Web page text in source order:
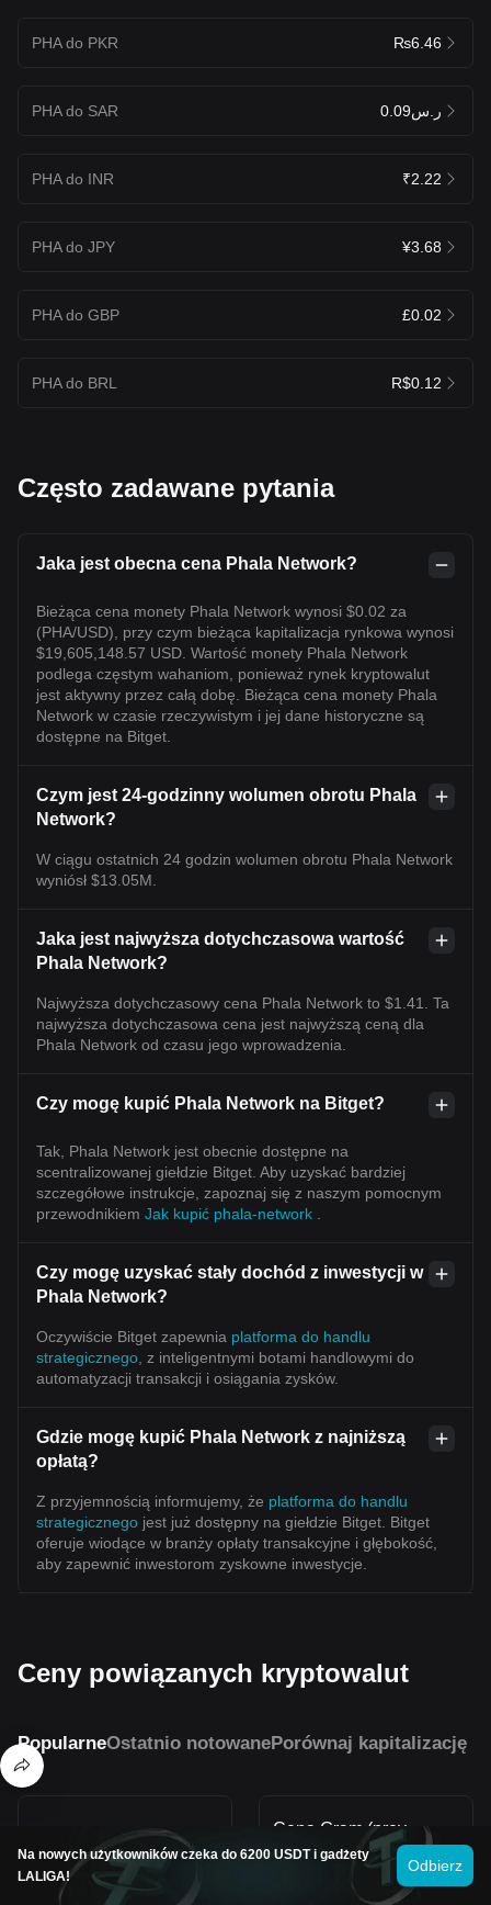
PHA do PKR ₨6.46
PHA do SAR ر.س0.09
PHA do INR ₹2.22
PHA do JPY ¥3.68
PHA do GBP £0.02
PHA do BRL R$0.12
Często zadawane pytania
Jaka jest obecna cena Phala Network?
Bieżąca cena monety Phala Network wynosi $0.02 za
(PHA/USD), przy czym bieżąca kapitalizacja rynkowa wynosi
$19,605,148.57 USD. Wartość monety Phala Network
podlega częstym wahaniom, ponieważ rynek kryptowalut
jest aktywny przez całą dobę. Bieżąca cena monety Phala
Network w czasie rzeczywistym i jej dane historyczne są
dostępne na Bitget.
Czym jest 24-godzinny wolumen obrotu Phala
Network?
W ciągu ostatnich 24 godzin wolumen obrotu Phala Network
wyniósł $13.05M.
Jaka jest najwyższa dotychczasowa wartość
Phala Network?
Najwyższa dotychczasowy cena Phala Network to $1.41. Ta
najwyższa dotychczasowa cena jest najwyższą ceną dla
Phala Network od czasu jego wprowadzenia.
Czy mogę kupić Phala Network na Bitget?
Tak, Phala Network jest obecnie dostępne na
scentralizowanej giełdzie Bitget. Aby uzyskać bardziej
szczegółowe instrukcje, zapoznaj się z naszym pomocnym
przewodnikiem Jak kupić phala-network
Czy mogę uzyskać stały dochód z inwestycji w
Phala Network?
Oczywiście Bitget zapewnia platforma do handlu
strategicznego , z inteligentnymi botami handlowymi do
automatyzacji transakcji i osiągania zysków.
Gdzie mogę kupić Phala Network z najniższą
opłatą?
Z przyjemnością informujemy, że platforma do handlu
strategicznego jest już dostępny na giełdzie Bitget. Bitget
oferuje wiodące w branży opłaty transakcyjne i głębokość,
aby zapewnić inwestorom zyskowne inwestycje.
Ceny powiązanych kryptowalut
PopularneOstatnio notowanePorównaj kapitalizację
Cena Bonk (USD)
Cena Gram (prev.
Toncoin) (USD)
Na nowych użytkowników czeka do 6200 USDT i gadżety
LALIGA!
Odbierz